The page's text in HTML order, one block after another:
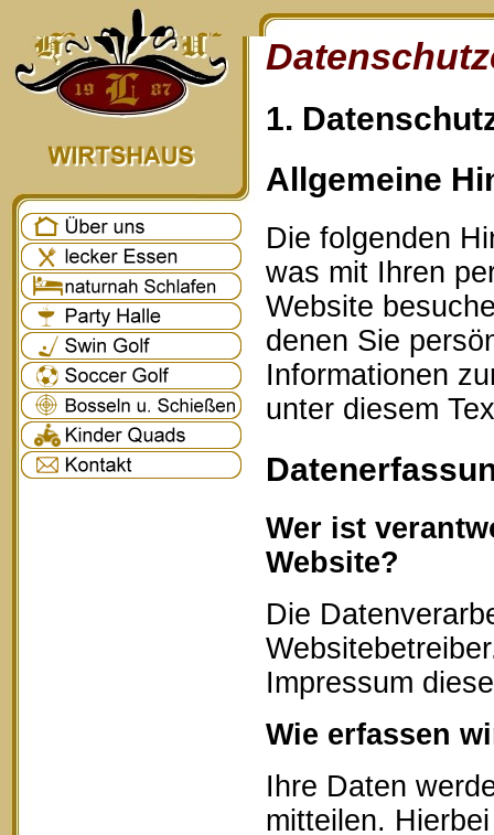
1.
Allgemeine
Die folgenden
was mit Ihren
Website
denen Sie
Informationen
unter diesem
Wer ist
Website?
Die
Impressum
Wie erfassen
Ihre Daten
mitteilen.